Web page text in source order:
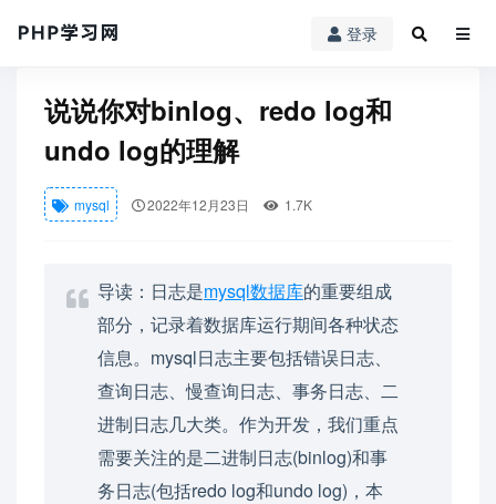
登录
PHP学习网 说说你对binlog、redo log和undo log的理解
说说你对binlog、redo log和
undo log的理解
mysql 2022年12月23日 1.7K
导读：日志是mysql数据库的重要组成
部分，记录着数据库运行期间各种状态
信息。mysql日志主要包括错误日志、
查询日志、慢查询日志、事务日志、二
进制日志几大类。作为开发，我们重点
需要关注的是二进制日志(binlog)和事
务日志(包括redo log和undo log)，本